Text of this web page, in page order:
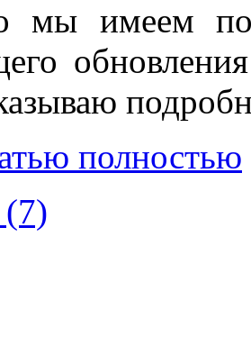
мы имеем по
полностью